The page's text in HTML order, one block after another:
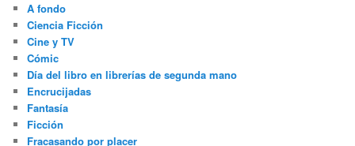
A fondo
Ciencia Ficción
Cine y TV
Cómic
Día del libro en librerías de segunda mano
Encrucijadas
Fantasía
Ficción
Fracasando por placer